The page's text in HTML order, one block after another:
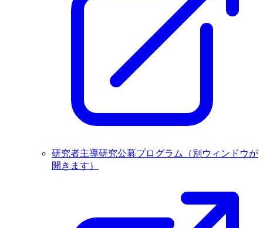
研究者主導研究公募プログラム
（別ウィンドウが
開きます）